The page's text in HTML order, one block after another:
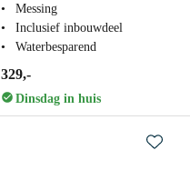
Messing
Inclusief inbouwdeel
Waterbesparend
329,-
Dinsdag in huis